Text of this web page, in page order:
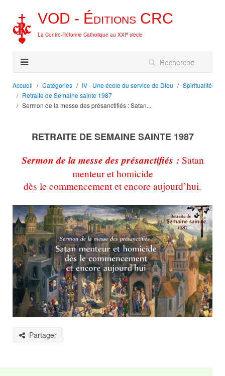
VOD - Éditions CRC
La Contre-Réforme Catholique au XXIe siècle
Accueil Catégories IV - Une école du service de Dieu
Spiritualité
Retraite de Semaine sainte 1987
Sermon de la messe des présanctifiés : Satan...
RETRAITE DE SEMAINE SAINTE 1987
Sermon de la messe des présanctifiés : Satan
menteur et homicide
dès le commencement et encore aujourd’hui.
Partager